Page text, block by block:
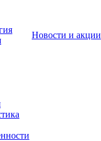
Новости и акции